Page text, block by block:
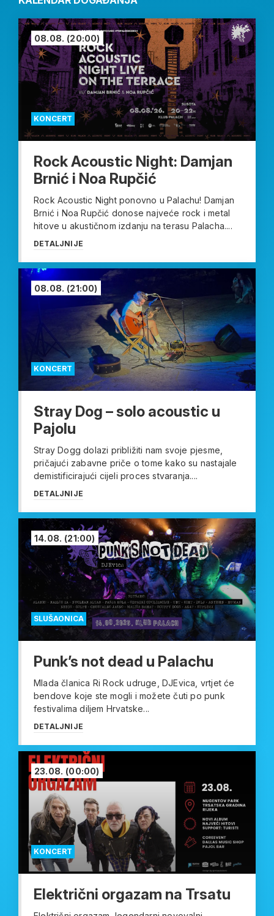
KONCERT
08.08. (20:00)
Rock Acoustic Night: Damjan
Brnić i Noa Rupčić
Rock Acoustic Night ponovno u Palachu! Damjan
Brnić i Noa Rupčić donose najveće rock i metal
hitove u akustičnom izdanju na terasu Palacha....
DETALJNIJE
KONCERT
08.08. (21:00)
Stray Dog – solo acoustic u
Pajolu
Stray Dogg dolazi približiti nam svoje pjesme,
pričajući zabavne priče o tome kako su nastajale
demistificirajući cijeli proces stvaranja....
DETALJNIJE
SLUŠAONICA
14.08. (21:00)
Punk’s not dead u Palachu
Mlada članica Ri Rock udruge, DJEvica, vrtjet će
bendove koje ste mogli i možete čuti po punk
festivalima diljem Hrvatske...
DETALJNIJE
KONCERT
23.08. (00:00)
Električni orgazam na Trsatu